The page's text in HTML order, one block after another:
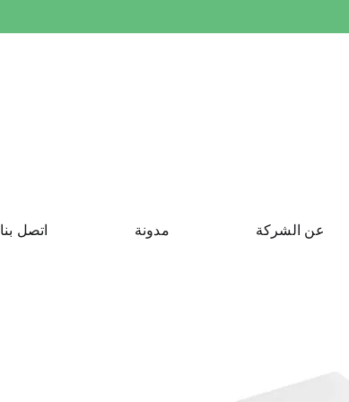
عن الشركة مدونة اتصل بنا